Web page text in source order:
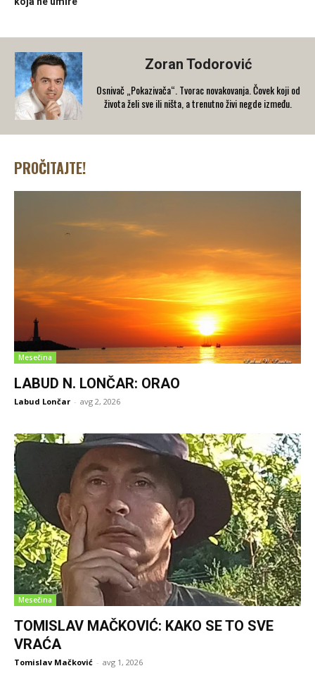
Zoran Todorović
Osnivač „Pokazivača“. Tvorac novakovanja. Čovek koji od
života želi sve ili ništa, a trenutno živi negde između.
PROČITAJTE!
Mesečina
LABUD N. LONČAR: ORAO
Labud Lončar - avg 2, 2026
Mesečina
TOMISLAV MAČKOVIĆ: KAKO SE TO SVE
VRAĆA
Tomislav Mačković - avg 1, 2026